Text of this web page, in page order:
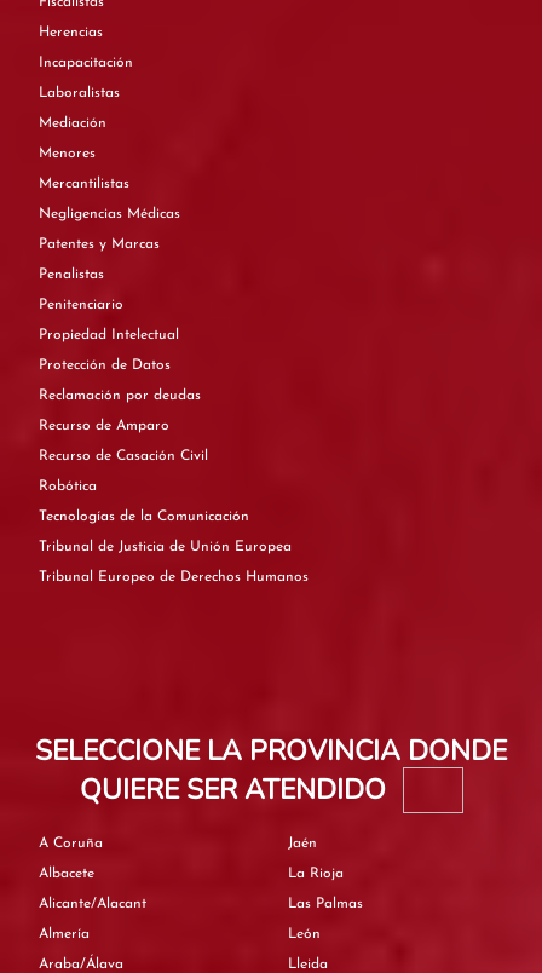
Herencias
Incapacitación
Laboralistas
Mediación
Menores
Mercantilistas
Negligencias Médicas
Patentes y Marcas
Penalistas
Penitenciario
Propiedad Intelectual
Protección de Datos
Reclamación por deudas
Recurso de Amparo
Recurso de Casación Civil
Robótica
Tecnologías de la Comunicación
Tribunal de Justicia de Unión Europea
Tribunal Europeo de Derechos Humanos
SELECCIONE LA PROVINCIA DONDE
QUIERE SER ATENDIDO
A Coruña
Albacete
Alicante/Alacant
Almería
Araba/Álava
Jaén
La Rioja
Las Palmas
León
Lleida